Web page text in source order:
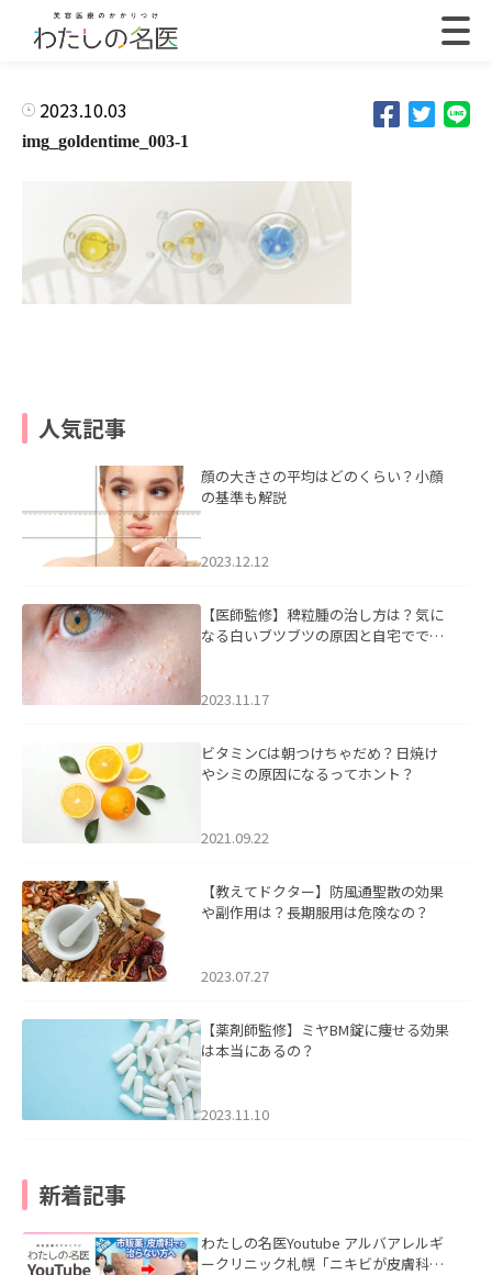
2023.10.03
img_goldentime_003-1
人気記事
顔の大きさの平均はどのくらい？小顔
の基準も解説
2023.12.12
【医師監修】稗粒腫の治し方は？気に
なる白いブツブツの原因と自宅ででき
2023.11.17
ビタミンCは朝つけちゃだめ？日焼け
やシミの原因になるってホント？
2021.09.22
【教えてドクター】防風通聖散の効果
や副作用は？長期服用は危険なの？
2023.07.27
【薬剤師監修】ミヤBM錠に痩せる効果
は本当にあるの？
2023.11.10
新着記事
わたしの名医Youtube アルバアレルギ
ークリニック札幌「ニキビが皮膚科で